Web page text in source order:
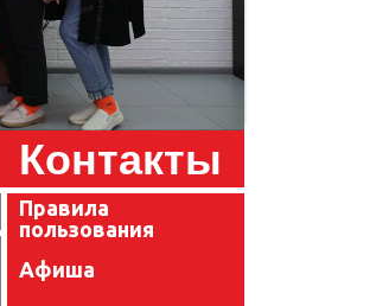
Контакты
Правила
пользования
Афиша